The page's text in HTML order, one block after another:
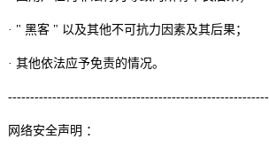
· " 黑客 " 以及其他不可抗力因素及其后果；
· 其他依法应予免责的情况。
网络安全声明 ：